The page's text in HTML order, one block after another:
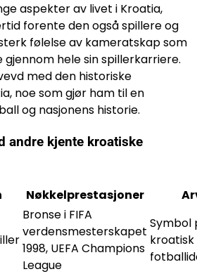
aspekter av livet i Kroatia,
forente den også spillere og
følelse av kameratskap som
hele sin spillerkarriere.
med den historiske
noe som gjør ham til en
og nasjonens historie.
andre kjente kroatiske
Nøkkelprestasjoner
Bronse i FIFA
verdensmesterskapet
1998, UEFA Champions
League
Symbol
kroatisk